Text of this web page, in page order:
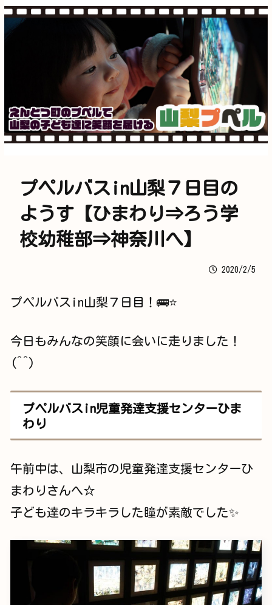
プペルバスin山梨７日目の
ようす【ひまわり⇒ろう学
校幼稚部⇒神奈川へ】
2020/2/5
プペルバスin山梨７日目！🚌⭐
今日もみんなの笑顔に会いに走りました！
(^^)
プペルバスin児童発達支援センターひま
わり
午前中は、山梨市の児童発達支援センターひ
まわりさんへ☆
子ども達のキラキラした瞳が素敵でした✨